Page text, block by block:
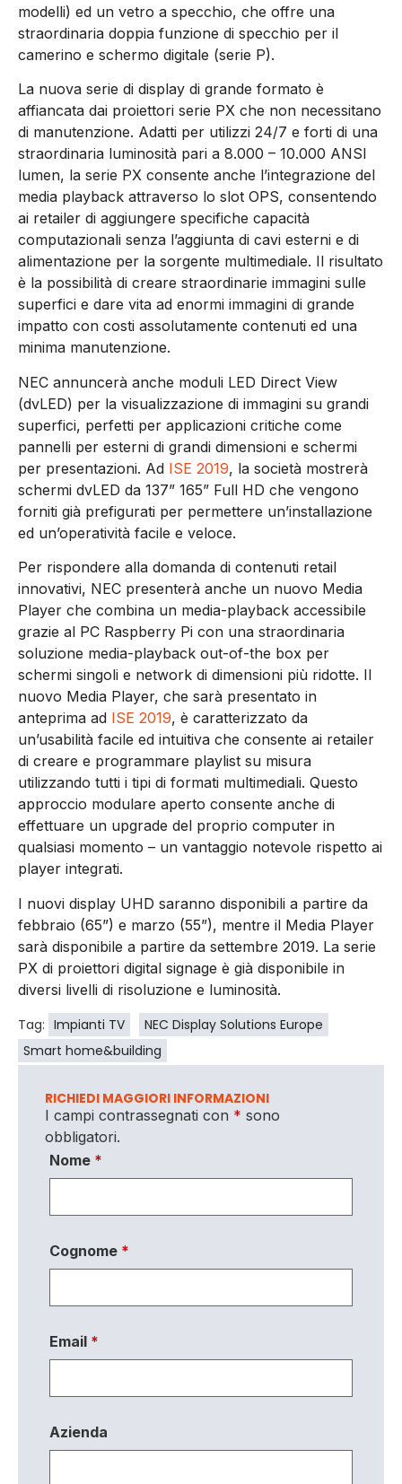
modelli) ed un vetro a specchio, che offre una
straordinaria doppia funzione di specchio per il
camerino e schermo digitale (serie P).
La nuova serie di display di grande formato è
affiancata dai proiettori serie PX che non necessitano
di manutenzione. Adatti per utilizzi 24/7 e forti di una
straordinaria luminosità pari a 8.000 – 10.000 ANSI
lumen, la serie PX consente anche l’integrazione del
media playback attraverso lo slot OPS, consentendo
ai retailer di aggiungere specifiche capacità
computazionali senza l’aggiunta di cavi esterni e di
alimentazione per la sorgente multimediale. Il risultato
è la possibilità di creare straordinarie immagini sulle
superfici e dare vita ad enormi immagini di grande
impatto con costi assolutamente contenuti ed una
minima manutenzione.
NEC annuncerà anche moduli LED Direct View
(dvLED) per la visualizzazione di immagini su grandi
superfici, perfetti per applicazioni critiche come
pannelli per esterni di grandi dimensioni e schermi
per presentazioni. Ad ISE 2019, la società mostrerà
schermi dvLED da 137” 165” Full HD che vengono
forniti già prefigurati per permettere un’installazione
ed un’operatività facile e veloce.
Per rispondere alla domanda di contenuti retail
innovativi, NEC presenterà anche un nuovo Media
Player che combina un media-playback accessibile
grazie al PC Raspberry Pi con una straordinaria
soluzione media-playback out-of-the box per
schermi singoli e network di dimensioni più ridotte. Il
nuovo Media Player, che sarà presentato in
anteprima ad ISE 2019, è caratterizzato da
un’usabilità facile ed intuitiva che consente ai retailer
di creare e programmare playlist su misura
utilizzando tutti i tipi di formati multimediali. Questo
approccio modulare aperto consente anche di
effettuare un upgrade del proprio computer in
qualsiasi momento – un vantaggio notevole rispetto ai
player integrati.
I nuovi display UHD saranno disponibili a partire da
febbraio (65”) e marzo (55”), mentre il Media Player
sarà disponibile a partire da settembre 2019. La serie
PX di proiettori digital signage è già disponibile in
diversi livelli di risoluzione e luminosità.
Tag: Impianti TV
NEC Display Solutions Europe
Smart home&building
RICHIEDI MAGGIORI INFORMAZIONI
I campi contrassegnati con * sono
obbligatori.
Nome *
Cognome *
Email *
Azienda